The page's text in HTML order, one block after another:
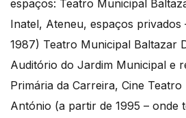
espaços: Teatro Municipal
Inatel, Ateneu, espaços privados
1987) Teatro Municipal Baltazar
Auditório do Jardim Municipal e
Primária da Carreira, Cine
António (a partir de 1995 – onde